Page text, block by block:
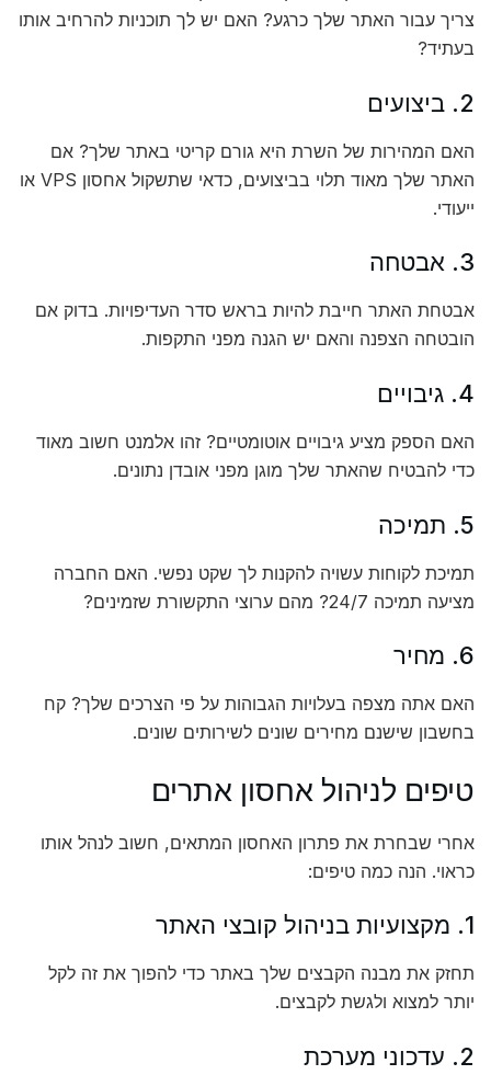
צריך עבור האתר שלך כרגע? האם יש לך תוכניות להרחיב אותו
בעתיד?
2. ביצועים
האם המהירות של השרת היא גורם קריטי באתר שלך? אם
האתר שלך מאוד תלוי בביצועים, כדאי שתשקול אחסון VPS או
ייעודי.
3. אבטחה
אבטחת האתר חייבת להיות בראש סדר העדיפויות. בדוק אם
הובטחה הצפנה והאם יש הגנה מפני התקפות.
4. גיבויים
האם הספק מציע גיבויים אוטומטיים? זהו אלמנט חשוב מאוד
כדי להבטיח שהאתר שלך מוגן מפני אובדן נתונים.
5. תמיכה
תמיכת לקוחות עשויה להקנות לך שקט נפשי. האם החברה
מציעה תמיכה 24/7? מהם ערוצי התקשורת שזמינים?
6. מחיר
האם אתה מצפה בעלויות הגבוהות על פי הצרכים שלך? קח
בחשבון שישנם מחירים שונים לשירותים שונים.
טיפים לניהול אחסון אתרים
אחרי שבחרת את פתרון האחסון המתאים, חשוב לנהל אותו
כראוי. הנה כמה טיפים:
1. מקצועיות בניהול קובצי האתר
תחזק את מבנה הקבצים שלך באתר כדי להפוך את זה לקל
יותר למצוא ולגשת לקבצים.
2. עדכוני מערכת